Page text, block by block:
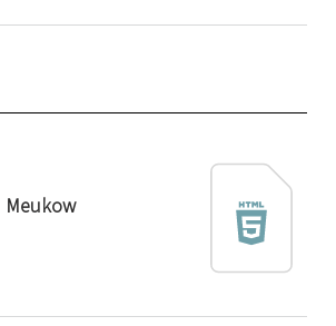
Meukow